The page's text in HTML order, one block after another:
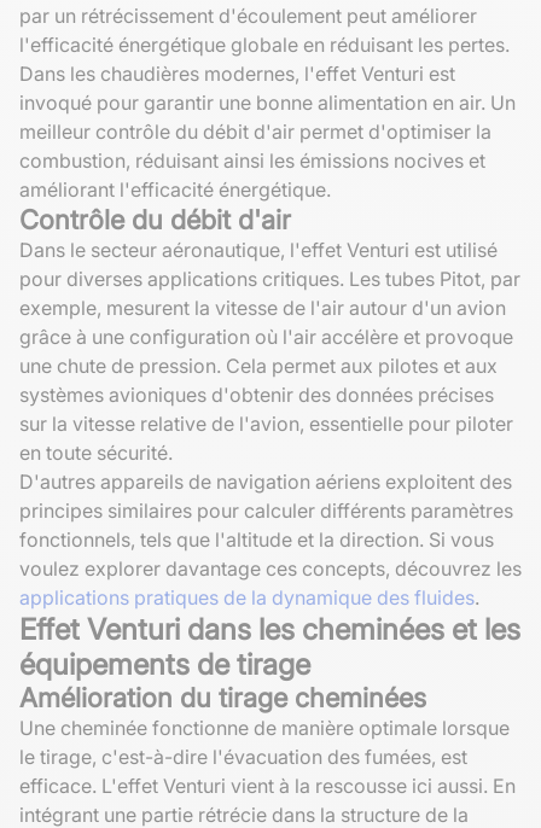
par un rétrécissement d'écoulement peut améliorer
l'efficacité énergétique globale en réduisant les pertes.
Dans les chaudières modernes, l'effet Venturi est
invoqué pour garantir une bonne alimentation en air. Un
meilleur contrôle du débit d'air permet d'optimiser la
combustion, réduisant ainsi les émissions nocives et
améliorant l'efficacité énergétique.
Contrôle du débit d'air
Dans le secteur aéronautique, l'effet Venturi est utilisé
pour diverses applications critiques. Les tubes Pitot, par
exemple, mesurent la vitesse de l'air autour d'un avion
grâce à une configuration où l'air accélère et provoque
une chute de pression. Cela permet aux pilotes et aux
systèmes avioniques d'obtenir des données précises
sur la vitesse relative de l'avion, essentielle pour piloter
en toute sécurité.
D'autres appareils de navigation aériens exploitent des
principes similaires pour calculer différents paramètres
fonctionnels, tels que l'altitude et la direction. Si vous
voulez explorer davantage ces concepts, découvrez les
applications pratiques de la dynamique des fluides.
Effet Venturi dans les cheminées et les
équipements de tirage
Amélioration du tirage cheminées
Une cheminée fonctionne de manière optimale lorsque
le tirage, c'est-à-dire l'évacuation des fumées, est
efficace. L'effet Venturi vient à la rescousse ici aussi. En
intégrant une partie rétrécie dans la structure de la